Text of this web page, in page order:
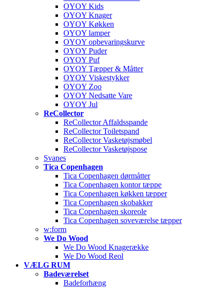
OYOY Kids
OYOY Knager
OYOY Køkken
OYOY lamper
OYOY opbevaringskurve
OYOY Puder
OYOY Puf
OYOY Tæpper & Måtter
OYOY Viskestykker
OYOY Zoo
OYOY Nedsatte Vare
OYOY Jul
ReCollector
ReCollector Affaldsspande
ReCollector Toiletspand
ReCollector Vasketøjsmøbel
ReCollector Vasketøjspose
Svanes
Tica Copenhagen
Tica Copenhagen dørmåtter
Tica Copenhagen kontor tæppe
Tica Copenhagen køkken tæpper
Tica Copenhagen skobakker
Tica Copenhagen skoreole
Tica Copenhagen soveværelse tæpper
w:form
We Do Wood
We Do Wood Knagerække
We Do Wood Reol
VÆLG RUM
Badeværelset
Badeforhæng